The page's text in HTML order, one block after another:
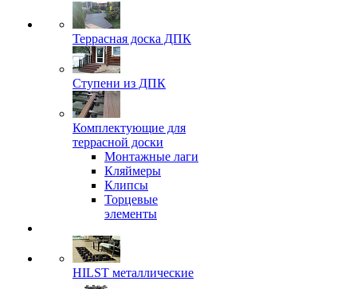
Террасная доска ДПК
Ступени из ДПК
Комплектующие для
террасной доски
Монтажные лаги
Кляймеры
Клипсы
Торцевые
элементы
HILST металлические